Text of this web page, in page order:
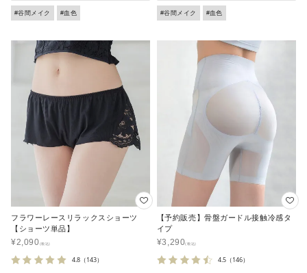
#谷間メイク #血色 #谷間メイク #血色
フラワーレースリラックスショーツ
【ショーツ単品】
¥2,090
4.8 （143）
【予約販売】骨盤ガードル接触冷感タ
イプ
¥3,290
4.5（146）